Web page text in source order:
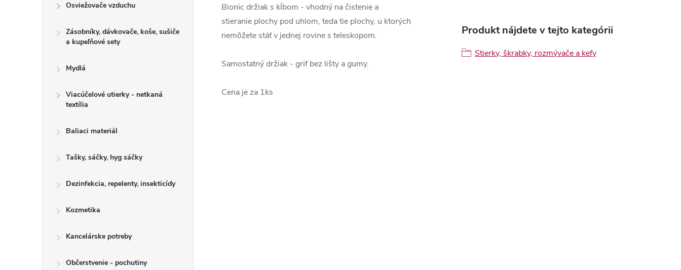
Osviežovače vzduchu
Zásobníky, dávkovače, koše, sušiče
a kupeľňové sety
Mydlá
Viacúčelové utierky - netkaná
textília
Baliaci materiál
Tašky, sáčky, hyg sáčky
Dezinfekcia, repelenty, insekticídy
Kozmetika
Kancelárske potreby
Občerstvenie - pochutiny
Bionic držiak s kĺbom - vhodný na čistenie a
stieranie plochy pod uhlom, teda tie plochy, u ktorých
nemôžete stáť v jednej rovine s teleskopom.
Samostatný držiak - grif bez lišty a gumy.
Cena je za 1ks
Produkt nájdete v tejto kategórii
Stierky, škrabky, rozmývače a kefy